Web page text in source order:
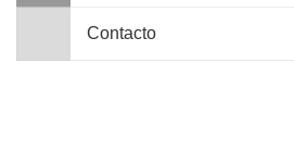
Contacto